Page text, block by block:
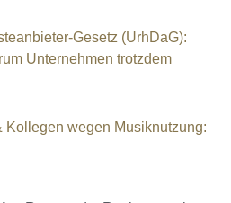
Gesetz (UrhDaG):
Unternehmen trotzdem
wegen Musiknutzung: